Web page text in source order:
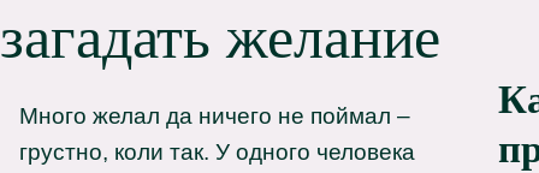
загадать желание
Много желал да ничего не поймал –
грустно, коли так. У одного человека